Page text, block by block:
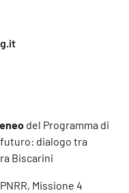
del Programma di
futuro: dialogo tra
Biscarini
Missione 4